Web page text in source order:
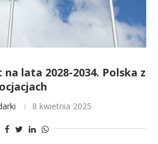
na lata 2028-2034. Polska z
8 kwietnia 2025